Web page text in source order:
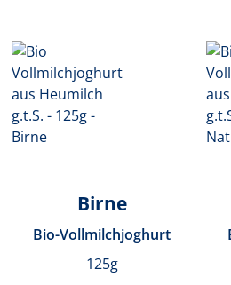
Birne
Bio-Vollmilchjoghurt
125g